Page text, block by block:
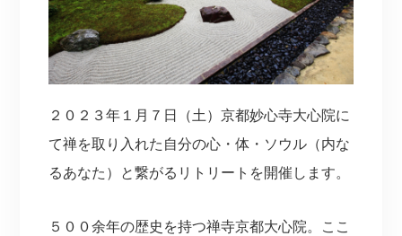
２０２３年１月７日（土）京都妙心寺大心院に
て禅を取り入れた自分の心・体・ソウル（内な
るあなた）と繋がるリトリートを開催します。
５００余年の歴史を持つ禅寺京都大心院。ここ